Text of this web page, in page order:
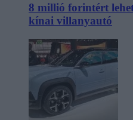
8 millió forintért
kínai villanyautó